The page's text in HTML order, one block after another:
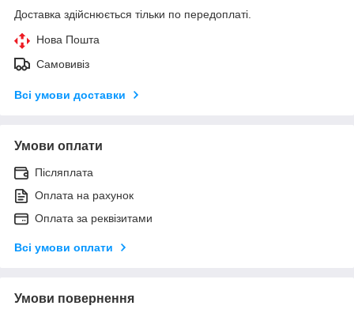
Доставка здійснюється тільки по передоплаті.
Нова Пошта
Самовивіз
Всі умови доставки
Умови оплати
Післяплата
Оплата на рахунок
Оплата за реквізитами
Всі умови оплати
Умови повернення